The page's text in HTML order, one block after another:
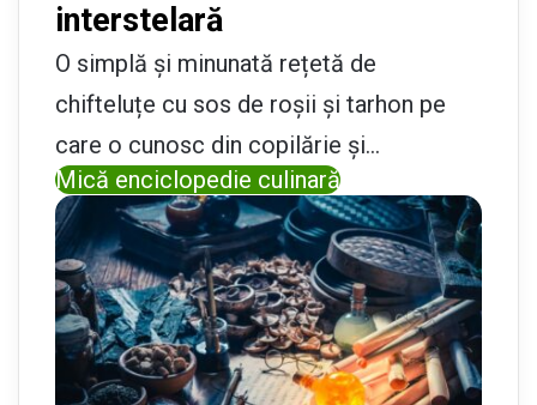
interstelară
O simplă și minunată rețetă de
chifteluțe cu sos de roșii și tarhon pe
care o cunosc din copilărie și…
Mică enciclopedie culinară